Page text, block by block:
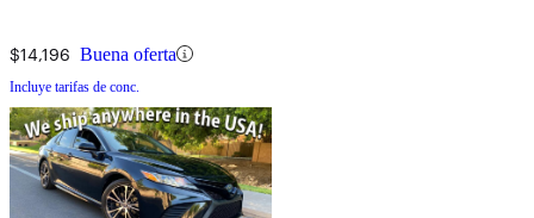
$14,196 Buena oferta
Incluye tarifas de conc.